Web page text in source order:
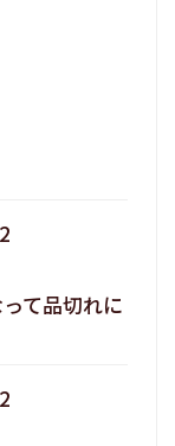
て品切れに